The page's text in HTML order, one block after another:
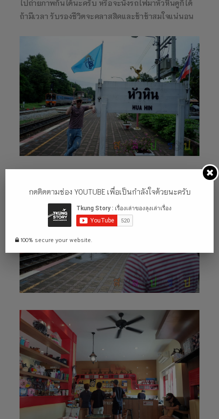
ไปถ่ายภาพกันได้นะครับ หรือจะนั่งรถไฟมาหัวหินดูก็ได้
ถ้ามีเวลา รับรองชีวิตจะคลาสสิคและช้าช้าสมใจแน่นอน
กดติดตามช่อง YOUTUBE เพื่อเป็นกำลังใจด้วยนะครับ
100% secure your website.